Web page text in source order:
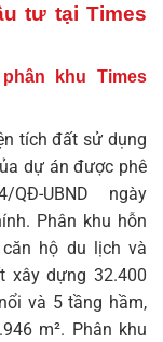
tư tại Times
khu Times
tích đất sử dụng
dự án được phê
UBND ngày
Phân khu hỗn
căn hộ du lịch và
xây dựng 32.400
và 5 tầng hầm,
m². Phân khu